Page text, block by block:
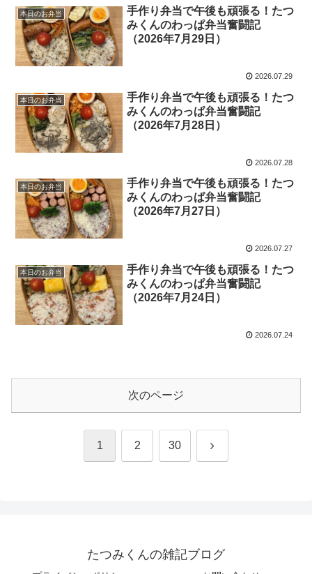
本日のお弁当
手作り弁当で午後も頑張る！たつ
みくんのわっぱ弁当奮闘記
（2026年7月29日）
2026.07.29
本日のお弁当
手作り弁当で午後も頑張る！たつ
みくんのわっぱ弁当奮闘記
（2026年7月28日）
2026.07.28
本日のお弁当
手作り弁当で午後も頑張る！たつ
みくんのわっぱ弁当奮闘記
（2026年7月27日）
2026.07.27
本日のお弁当
手作り弁当で午後も頑張る！たつ
みくんのわっぱ弁当奮闘記
（2026年7月24日）
2026.07.24
次のページ
1 2 30 次
たつみくんの雑記ブログ